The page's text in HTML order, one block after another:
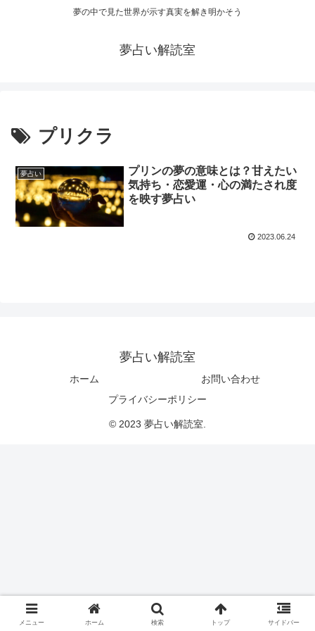
夢の中で見た世界が示す真実を解き明かそう
夢占い解読室
プリクラ
夢占い
プリンの夢の意味とは？甘えたい
気持ち・恋愛運・心の満たされ度
を映す夢占い
2023.06.24
夢占い解読室
ホーム
お問い合わせ
プライバシーポリシー
© 2023 夢占い解読室.
メニュー ホーム 検索 トップ サイドバー